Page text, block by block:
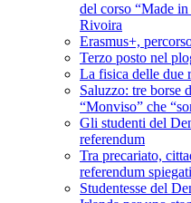
del corso “Made
Rivoira
Erasmus+,
Terzo posto nel
La fisica delle due
Saluzzo: tre borse
“Monviso” che
Gli studenti del
referendum
Tra precariato,
referendum
Studentesse del